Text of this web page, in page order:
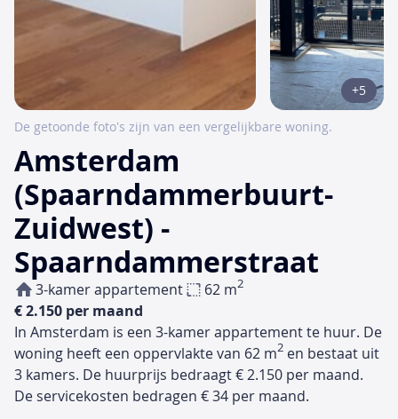
Amsterdam
(Spaarndammerbuurt-
Zuidwest) -
Spaarndammerstraat
3-kamer appartement 62 m2
€ 2.150 per maand
+5
De getoonde foto's zijn van een vergelijkbare woning.
In Amsterdam is een 3-kamer appartement te huur. De
woning heeft een oppervlakte van 62 m2 en bestaat uit
3 kamers. De huurprijs bedraagt € 2.150 per maand.
De servicekosten bedragen € 34 per maand.